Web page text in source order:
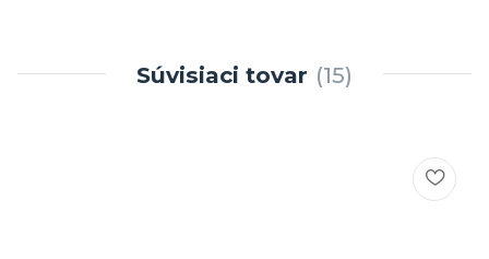
Súvisiaci tovar 15